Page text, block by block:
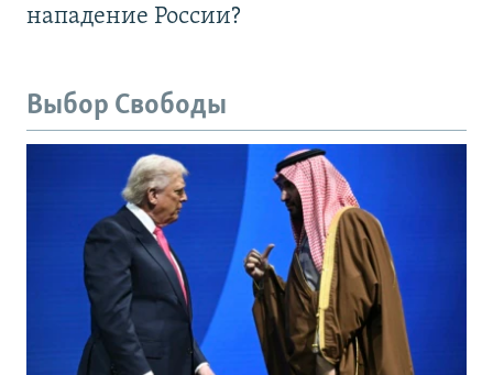
нападение России?
Выбор Свободы